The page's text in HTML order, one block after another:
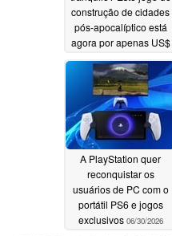
construção de cidades
pós-apocalíptico está
agora por apenas US$
2,50, em vez de US$
25, no Steam07/01/2026
A PlayStation quer
reconquistar os
usuários de PC com o
portátil PS6 e jogos
exclusivos 06/30/2026